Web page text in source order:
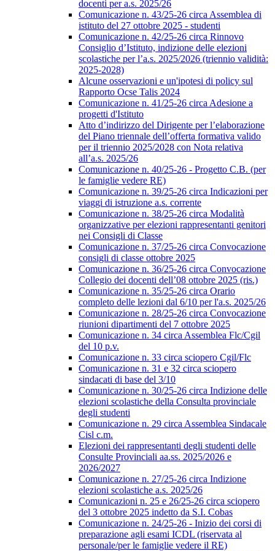
docenti per a.s. 2025/26
Comunicazione n. 43/25-26 circa Assemblea di
istituto del 27 ottobre 2025 - studenti
Comunicazione n. 42/25-26 circa Rinnovo
Consiglio d’Istituto, indizione delle elezioni
scolastiche per l’a.s. 2025/2026 (triennio validità:
2025-2028)
Alcune osservazioni e un'ipotesi di policy sul
Rapporto Ocse Talis 2024
Comunicazione n. 41/25-26 circa Adesione a
progetti d'Istituto
Atto d’indirizzo del Dirigente per l’elaborazione
del Piano triennale dell’offerta formativa valido
per il triennio 2025/2028 con Nota relativa
all’a.s. 2025/26
Comunicazione n. 40/25-26 - Progetto C.B. (per
le famiglie vedere RE)
Comunicazione n. 39/25-26 circa Indicazioni per
viaggi di istruzione a.s. corrente
Comunicazione n. 38/25-26 circa Modalità
organizzative per elezioni rappresentanti genitori
nei Consigli di Classe
Comunicazione n. 37/25-26 circa Convocazione
consigli di classe ottobre 2025
Comunicazione n. 36/25-26 circa Convocazione
Collegio dei docenti dell’08 ottobre 2025 (ris.)
Comunicazione n. 35/25-26 circa Orario
completo delle lezioni dal 6/10 per l'a.s. 2025/26
Comunicazione n. 28/25-26 circa Convocazione
riunioni dipartimenti del 7 ottobre 2025
Comunicazione n. 34 circa Assemblea Flc/Cgil
del 10 p.v.
Comunicazione n. 33 circa sciopero Cgil/Flc
Comunicazione n. 31 e 32 circa sciopero
sindacati di base del 3/10
Comunicazione n. 30/25-26 circa Indizione delle
elezioni scolastiche della Consulta provinciale
degli studenti
Comunicazione n. 29 circa Assemblea Sindacale
Cisl c.m.
Elezioni dei rappresentanti degli studenti delle
Consulte Provinciali aa.ss. 2025/2026 e
2026/2027
Comunicazione n. 27/25-26 circa Indizione
elezioni scolastiche a.s. 2025/26
Comunicazioni n. 25 e 26/25-26 circa sciopero
del 3 ottobre 2025 indetto da S.I. Cobas
Comunicazione n. 24/25-26 - Inizio dei corsi di
preparazione agli esami ICDL (riservata al
personale/per le famiglie vedere il RE)